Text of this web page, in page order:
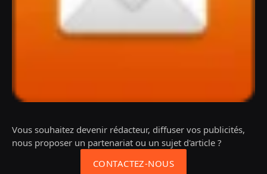
Vous souhaitez devenir rédacteur, diffuser vos publicités,
nous proposer un partenariat ou un sujet d'article ?
CONTACTEZ-NOUS